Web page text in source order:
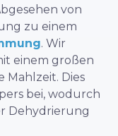
von
zu einem
. Wir
einem großen
Mahlzeit. Dies
bei, wodurch
Dehydrierung